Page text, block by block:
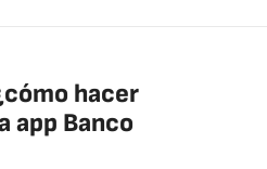
hacer
app Banco